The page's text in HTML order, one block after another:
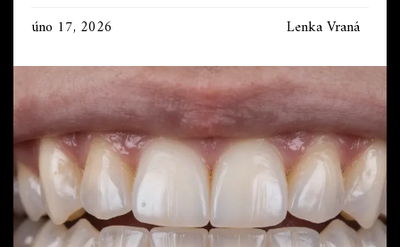
úno 17, 2026 Lenka Vraná